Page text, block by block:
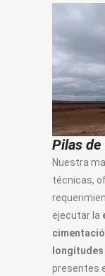
Pilas
Nuestra
técnicas,
ejecutar la
longitudes
presentes